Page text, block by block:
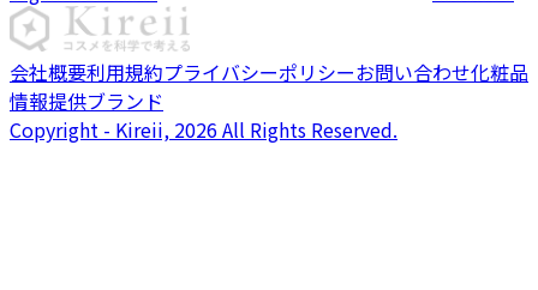
会社概要利用規約プライバシーポリシーお問い合わせ化粧品
情報提供ブランド
Copyright - Kireii, 2026 All Rights Reserved.